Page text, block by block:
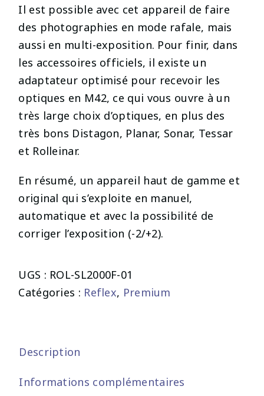
Il est possible avec cet appareil de faire
des photographies en mode rafale, mais
aussi en multi-exposition. Pour finir, dans
les accessoires officiels, il existe un
adaptateur optimisé pour recevoir les
optiques en M42, ce qui vous ouvre à un
très large choix d’optiques, en plus des
très bons Distagon, Planar, Sonar, Tessar
et Rolleinar.
En résumé, un appareil haut de gamme et
original qui s’exploite en manuel,
automatique et avec la possibilité de
corriger l’exposition (-2/+2).
UGS : ROL-SL2000F-01
Catégories : Reflex, Premium
Description
Informations complémentaires